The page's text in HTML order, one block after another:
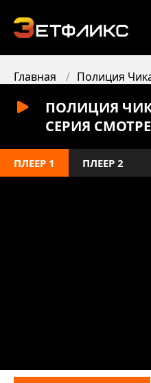
Главная Полиция
ПОЛИЦИЯ
СЕРИЯ
ПЛЕЕР 1 ПЛЕЕР 2